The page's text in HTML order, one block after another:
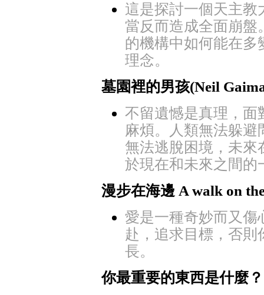
這是探討一個天主教
當反而造成全面崩盤
的機構中如何能在多
理念。
墓園裡的男孩(Neil
不留遺憾是真理，面
麻煩。人類無法躲
無法逃脫困境，未來
於現在和未來之間的
漫步在海邊 A walk on
愛是一種奇妙而又傷
赴，追求目標，否則
長。
你最重要的東西是什麼